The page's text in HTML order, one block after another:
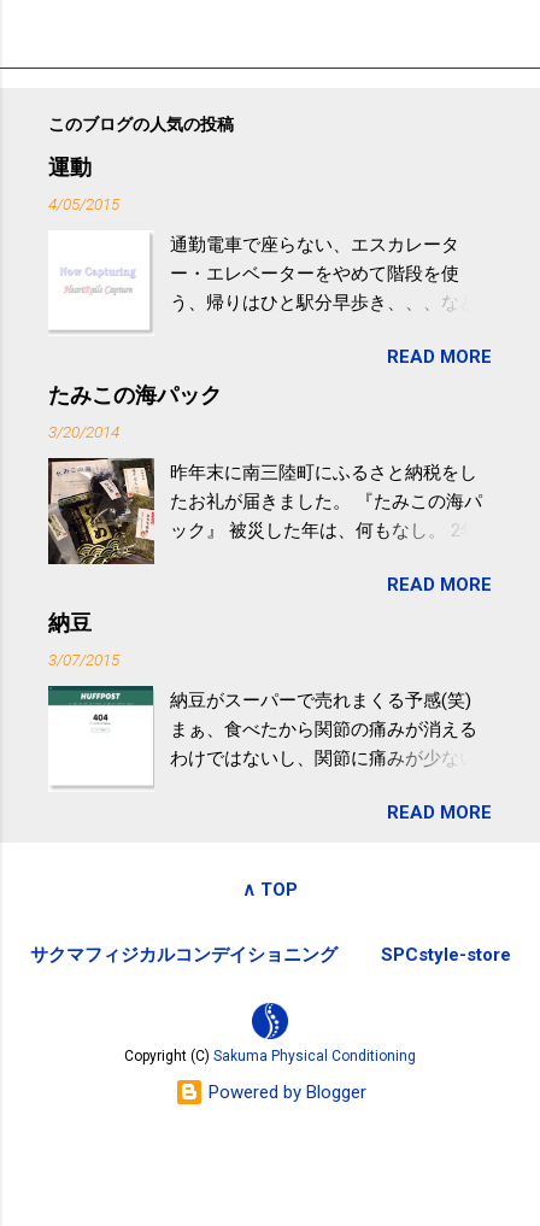
このブログの人気の投稿
運動
4/05/2015
通勤電車で座らない、エスカレータ
ー・エレベーターをやめて階段を使
う、帰りはひと駅分早歩き、、、など
やすい。 スポーツウェア・シューズで
するものだけが運動ではない。 食べ
けると改善する、との結果を筑波大の
研究チームが発表した。改善が期待で
きるのは、過度の飲酒が原因ではない
減らなくても効果があるという。 正田
波大「減量しなくても効果」 - ニュー
ス - アピタル（医療・健康）
READ MORE
たみこの海パック
3/20/2014
昨年末に南三陸町にふるさと納税をし
たお礼が届きました。 『たみこの海パ
ック』 被災した年は、何もなし。 2年
が『たみこの海パック』。 ボランティ
全く考えていなかったので、貰えると
少しづつ復興してる感が伝わってきて
嬉しいです。 あと、ふるさと納税が節
ですが、節税になるほど稼げていない
税務局｜ふるさと納税など個人住民税
READ MORE
納豆
3/07/2015
納豆がスーパーで売れまくる予感(笑)
まぁ、食べたから関節の痛みが消える
わけではないし、関節に痛みが少ない
ど。。 「関節の老化」は、「コンドロ
歳をピークにして、体内で作られる量
代の半分、60代ではそのさらに半分に
起こさないためには、食生活で「コン
ドロイチン」を補うことが大切。そし
て「コンドロイチン」という成分は、
納豆をはじめとしたネバネバ&ヌルヌル
READ MORE
∧ TOP
サクマフィジカルコンデイショニング SPCstyle-store
Copyright (C) Sakuma Physical Conditioning
Powered by Blogger